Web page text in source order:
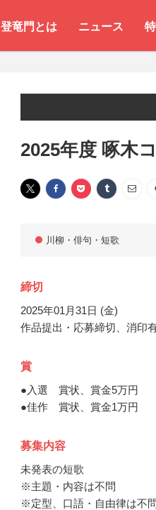
登竜門とは ニュース
2025年度 啄木
川柳・俳句・短歌
締切
2025年01月31日 (金)
作品提出・応募締切、消印
賞
●入選 賞状、賞金5万円
●佳作 賞状、賞金1万円
募集内容
未発表の短歌
※主題・内容は不問
※定型、口語・自由律は不問